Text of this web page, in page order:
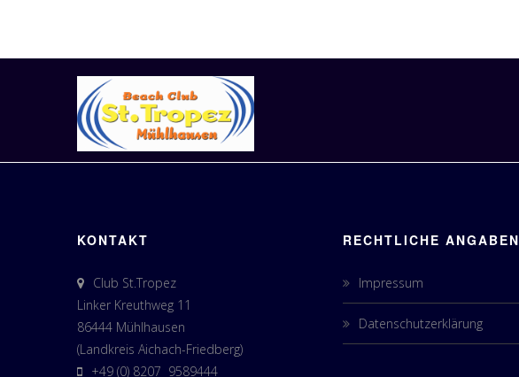
KONTAKT
Club St.Tropez
Linker Kreuthweg 11
86444 Mühlhausen
(Landkreis Aichach-Friedberg)
+49 (0) 8207 9589444
RECHTLICHE ANGABEN
Impressum
Datenschutzerklärung